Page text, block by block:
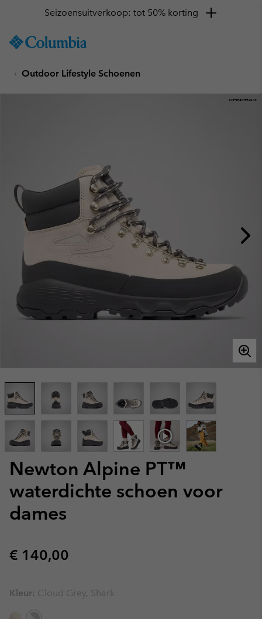
TO
SKIP
MAIN
Seizoensuitverkoop: tot 50% korting
Outdoor Lifestyle Schoenen
Newton Alpine PT™
waterdichte schoen voor
dames
Regular price:
€ 140,00
Kleur: Cloud Grey, Shark